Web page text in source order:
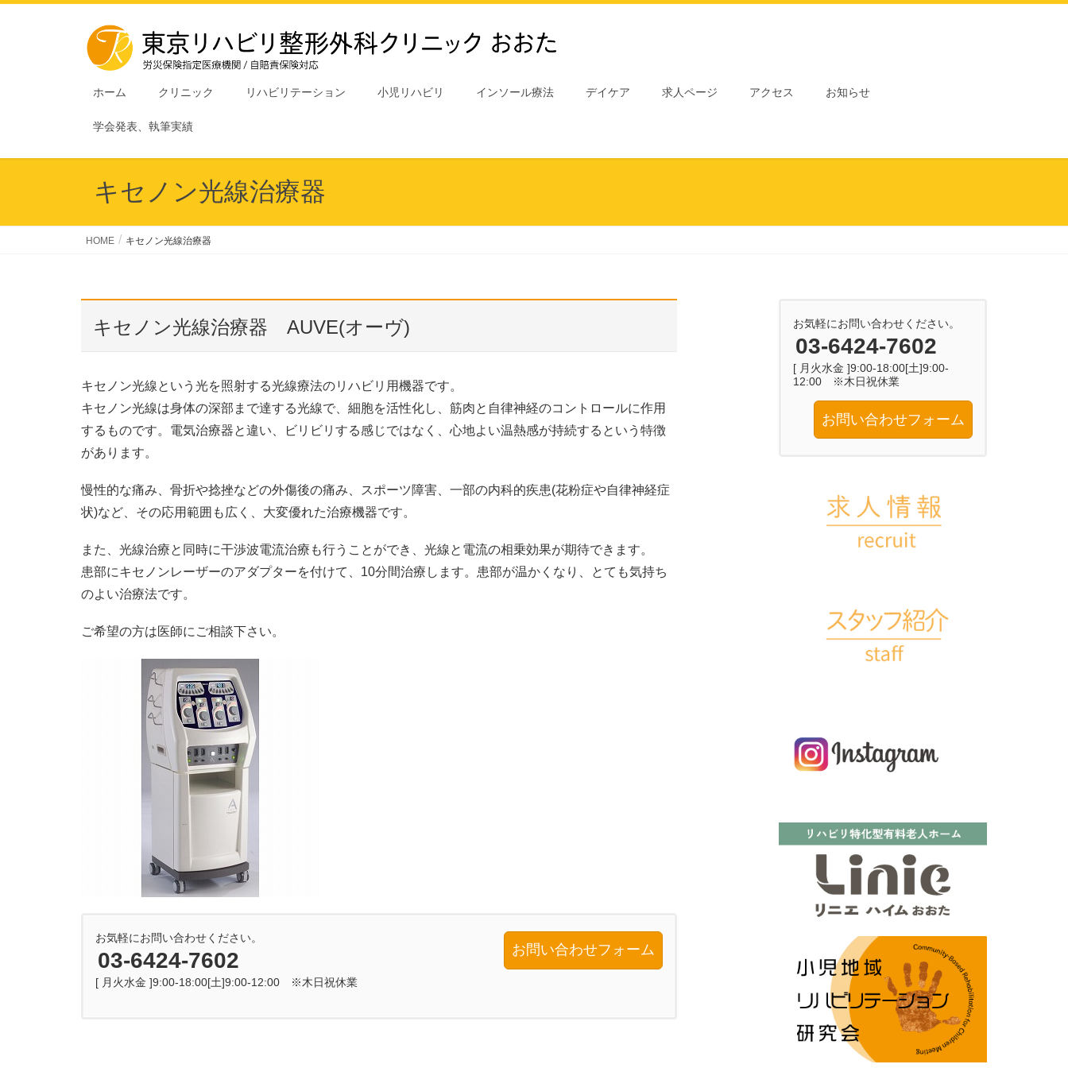
ホーム クリニック リハビリテーション 小児リハビリ インソール療法 デイケア 求人ページ アクセス お知らせ
学会発表、執筆実績
キセノン光線治療器
HOME キセノン光線治療器
キセノン光線治療器 AUVE(オーヴ)
キセノン光線という光を照射する光線療法のリハビリ用機器です。
キセノン光線は身体の深部まで達する光線で、細胞を活性化し、筋肉と自律神経のコントロールに作用
するものです。電気治療器と違い、ビリビリする感じではなく、心地よい温熱感が持続するという特徴
があります。
慢性的な痛み、骨折や捻挫などの外傷後の痛み、スポーツ障害、一部の内科的疾患(花粉症や自律神経症
状)など、その応用範囲も広く、大変優れた治療機器です。
また、光線治療と同時に干渉波電流治療も行うことができ、光線と電流の相乗効果が期待できます。
患部にキセノンレーザーのアダプターを付けて、10分間治療します。患部が温かくなり、とても気持ち
のよい治療法です。
ご希望の方は医師にご相談下さい。
お気軽にお問い合わせください。
03-6424-7602
[ 月火水金 ]9:00-18:00[土]9:00-12:00 ※木日祝休業
お問い合わせフォーム
お気軽にお問い合わせください。
03-6424-7602
[ 月火水金 ]9:00-18:00[土]9:00-
12:00 ※木日祝休業
お問い合わせフォーム